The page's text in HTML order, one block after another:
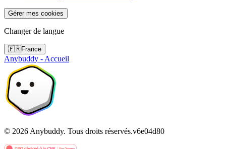
Gérer mes cookies
Changer de langue
🇫🇷France
Anybuddy - Accueil
© 2026 Anybuddy. Tous droits réservés.v6e04d80